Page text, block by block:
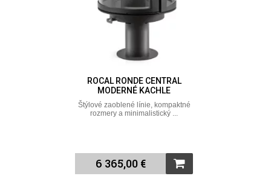
ROCAL RONDE CENTRAL
MODERNÉ KACHLE
Štýlové zaoblené línie, kompaktné
rozmery a minimalistický ...
6 365,00 €